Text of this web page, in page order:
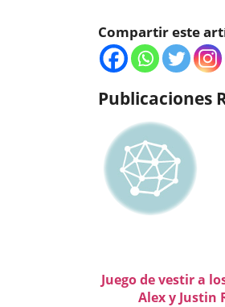
Compartir este
Publicaciones
Juego de vestir a
Alex y Justin